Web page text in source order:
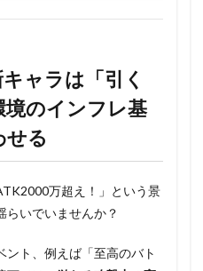
キャラは「引く
のインフレ基
せる
万超え！」という景
らいでいませんか？
ント、例えば「至高のバト